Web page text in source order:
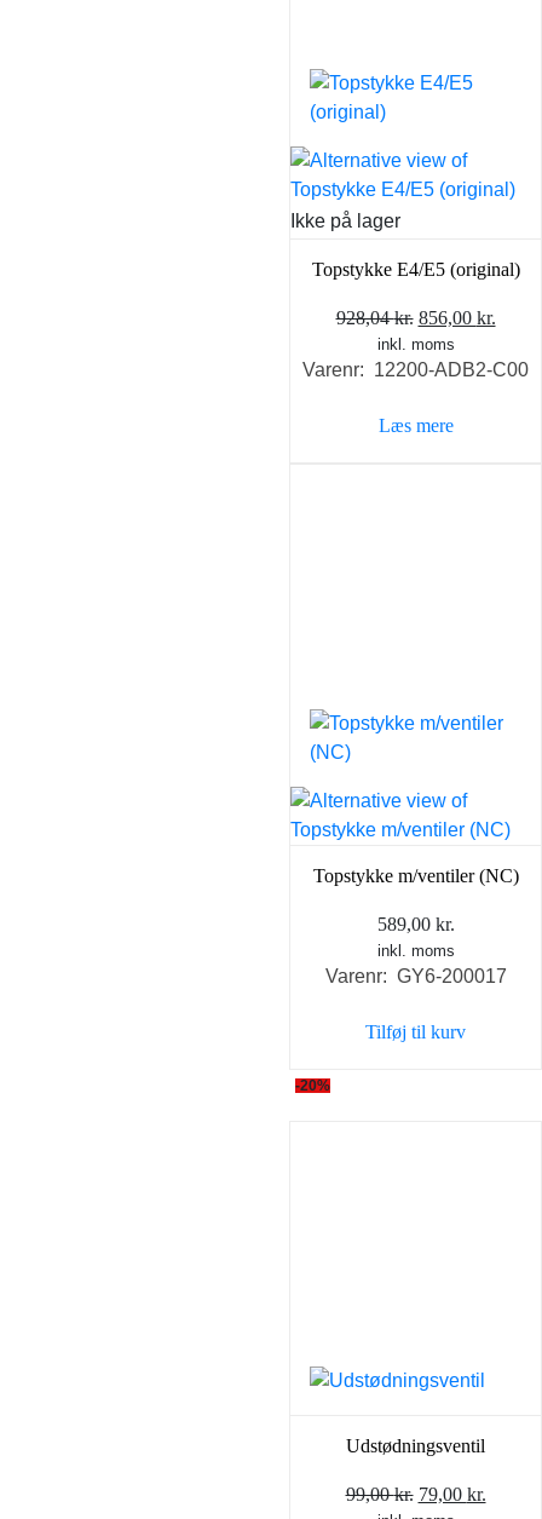
Ikke på lager
Topstykke E4/E5 (original)
928,04kr. Den
oprindelige
pris
928,04 kr..
856,00 kr.
pris
inkl. moms
Varenr: 12200-ADB2-C00
Læs mere
Topstykke m/ventiler (NC)
589,00 kr.
inkl. moms
Varenr: GY6-200017
Tilføj til kurv
-20%
Udstødningsventil
99,00kr. Den
79,00 kr.